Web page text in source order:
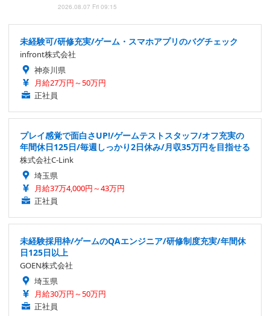
2026.08.07 Fri 09:15
未経験可/研修充実/ゲーム・スマホアプリのバグチェック
infront株式会社
神奈川県
月給27万円～50万円
正社員
プレイ感覚で面白さUP!/ゲームテストスタッフ/オフ充実の
年間休日125日/毎週しっかり2日休み/月収35万円を目指せる
株式会社C-Link
埼玉県
月給37万4,000円～43万円
正社員
未経験採用枠/ゲームのQAエンジニア/研修制度充実/年間休
日125日以上
GOEN株式会社
埼玉県
月給30万円～50万円
正社員